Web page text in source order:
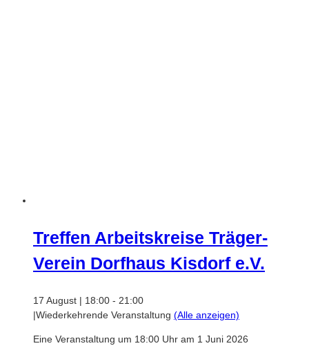
Treffen Arbeitskreise Träger-
Verein Dorfhaus Kisdorf e.V.
17 August | 18:00 - 21:00
|Wiederkehrende Veranstaltung (Alle anzeigen)
Eine Veranstaltung um 18:00 Uhr am 1 Juni 2026